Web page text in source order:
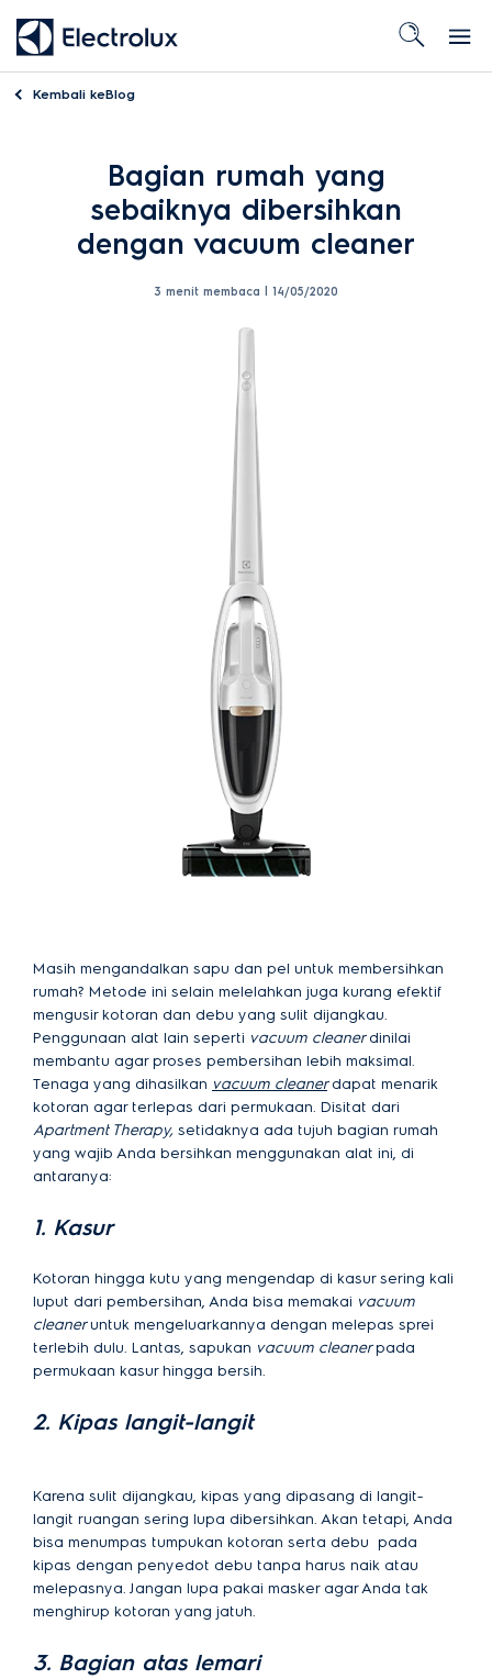
Kembali keBlog
Bagian rumah yang
sebaiknya dibersihkan
dengan vacuum cleaner
3 menit membaca | 14/05/2020
Masih mengandalkan sapu dan pel untuk membersihkan
rumah? Metode ini selain melelahkan juga kurang efektif
mengusir kotoran dan debu yang sulit dijangkau.
Penggunaan alat lain seperti vacuum cleanerdinilai
membantu agar proses pembersihan lebih maksimal.
Tenaga yang dihasilkan vacuum cleaner dapat menarik
kotoran agar terlepas dari permukaan. Disitat dari
Apartment Therapy, setidaknya ada tujuh bagian rumah
yang wajib Anda bersihkan menggunakan alat ini, di
antaranya:
1. Kasur
Kotoran hingga kutu yang mengendap di kasur sering kali
luput dari pembersihan, Anda bisa memakai vacuum
cleaneruntuk mengeluarkannya dengan melepas sprei
terlebih dulu. Lantas, sapukan vacuum cleanerpada
permukaan kasur hingga bersih.
2. Kipas langit-langit
Karena sulit dijangkau, kipas yang dipasang di langit-
langit ruangan sering lupa dibersihkan. Akan tetapi, Anda
bisa menumpas tumpukan kotoran serta debu pada
kipas dengan penyedot debu tanpa harus naik atau
melepasnya. Jangan lupa pakai masker agar Anda tak
menghirup kotoran yang jatuh.
3. Bagian atas lemari